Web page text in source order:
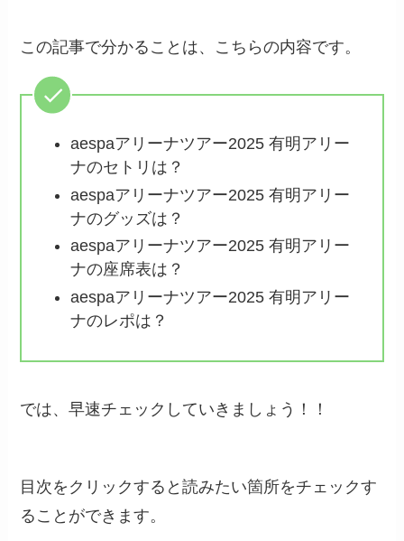
この記事で分かることは、こちらの内容です。
aespaアリーナツアー2025 有明アリー
ナのセトリは？
aespaアリーナツアー2025 有明アリー
ナのグッズは？
aespaアリーナツアー2025 有明アリー
ナの座席表は？
aespaアリーナツアー2025 有明アリー
ナのレポは？
では、早速チェックしていきましょう！！
目次をクリックすると読みたい箇所をチェックす
ることができます。